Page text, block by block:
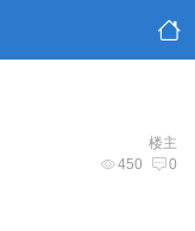
楼主
450 0